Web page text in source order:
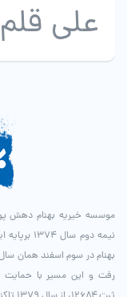
علی
موسسه خیریه بهنام دهش
نیمه دوم
رفت و این مسیر با حمایت